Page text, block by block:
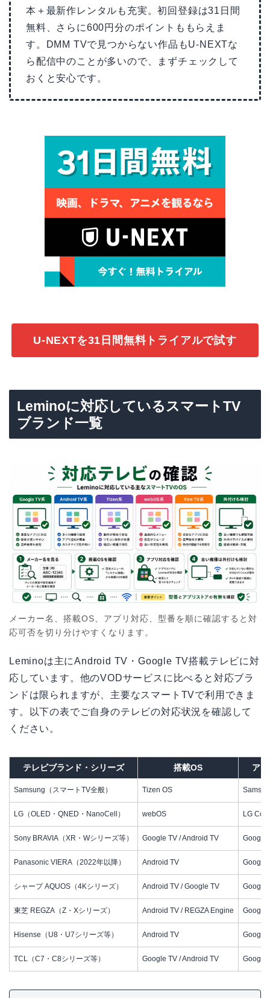
本＋最新作レンタルも充実。初回登録は31日間
無料、さらに600円分のポイントももらえま
す。DMM TVで見つからない作品もU-NEXTな
ら配信中のことが多いので、まずチェックして
おくと安心です。
U-NEXTを31日間無料トライアルで試す
Leminoに対応しているスマートTV
ブランド一覧
メーカー名、搭載OS、アプリ対応、型番を順に確認すると対
応可否を切り分けやすくなります。
Leminoは主にAndroid TV・Google TV搭載テレビに対
応しています。他のVODサービスに比べると対応ブラ
ンドは限られますが、主要なスマートTVで利用できま
す。以下の表でご自身のテレビの対応状況を確認して
ください。
テレビブランド・シリーズ 搭載OS ア
Samsung（スマートTV全般） Tizen OS
LG（OLED・QNED・NanoCell） webOS LG
Sony BRAVIA（XR・Wシリーズ等） Google TV / Android TV Google
Panasonic VIERA（2022年以降） Android TV Google
シャープ AQUOS（4Kシリーズ） Android TV / Google TV Google
東芝 REGZA（Z・Xシリーズ） Android TV / REGZA Engine Google
Hisense（U8・U7シリーズ等） Android TV Google
TCL（C7・C8シリーズ等） Google TV / Android TV Google